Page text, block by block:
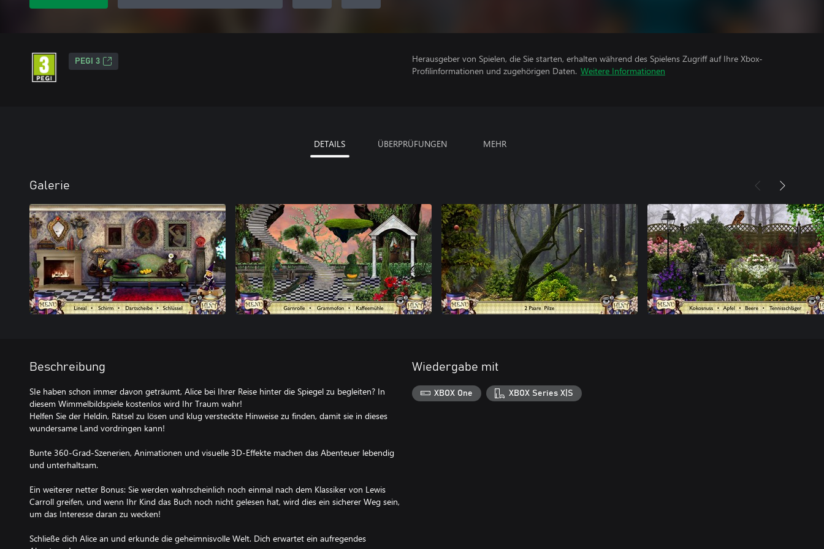
PEGI 3
Herausgeber von Spielen, die Sie starten, erhalten während des Spielens Zugriff auf Ihre Xbox-
Profilinformationen und zugehörigen Daten. Weitere Informationen
DETAILS ÜBERPRÜFUNGEN MEHR
Galerie
Beschreibung
SIe haben schon immer davon geträumt, Alice bei Ihrer Reise hinter die Spiegel zu begleiten? In
diesem Wimmelbildspiele kostenlos wird Ihr Traum wahr!
Helfen Sie der Heldin, Rätsel zu lösen und klug versteckte Hinweise zu finden, damit sie in dieses
wundersame Land vordringen kann!
Bunte 360-Grad-Szenerien, Animationen und visuelle 3D-Effekte machen das Abenteuer lebendig
und unterhaltsam.
Ein weiterer netter Bonus: Sie werden wahrscheinlich noch einmal nach dem Klassiker von Lewis
Carroll greifen, und wenn Ihr Kind das Buch noch nicht gelesen hat, wird dies ein sicherer Weg sein,
um das Interesse daran zu wecken!
Schließe dich Alice an und erkunde die geheimnisvolle Welt. Dich erwartet ein aufregendes
Wiedergabe mit
XBOX One XBOX Series X|S